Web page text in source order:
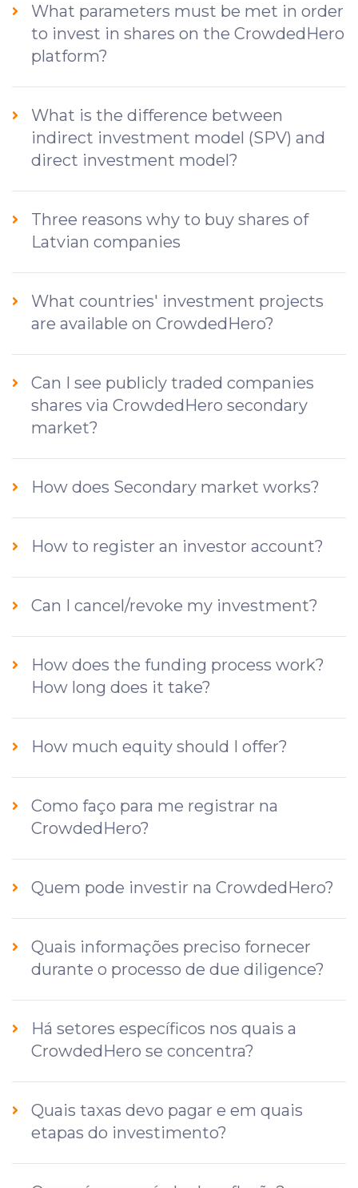
What parameters must be met in order
to invest in shares on the CrowdedHero
platform?
What is the difference between
indirect investment model (SPV) and
direct investment model?
Three reasons why to buy shares of
Latvian companies
What countries' investment projects
are available on CrowdedHero?
Can I see publicly traded companies
shares via CrowdedHero secondary
market?
How does Secondary market works?
How to register an investor account?
Can I cancel/revoke my investment?
How does the funding process work?
How long does it take?
How much equity should I offer?
Como faço para me registrar na
CrowdedHero?
Quem pode investir na CrowdedHero?
Quais informações preciso fornecer
durante o processo de due diligence?
Há setores específicos nos quais a
CrowdedHero se concentra?
Quais taxas devo pagar e em quais
etapas do investimento?